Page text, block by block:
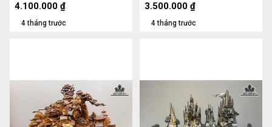
4 tháng trước
4.100.000 ₫
4 tháng trước
3.500.000 ₫